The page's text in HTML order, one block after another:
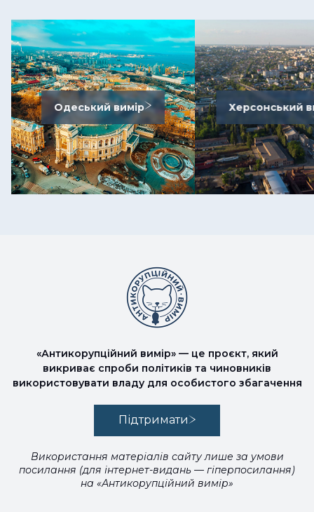
Одеський вимір Херсонський
«Антикорупційний вимір» — це проєкт, який
викриває спроби політиків та чиновників
використовувати владу для особистого збагачення
Підтримати
Використання матеріалів сайту лише за умови
посилання (для інтернет-видань — гіперпосилання)
на «Антикорупційний вимір»